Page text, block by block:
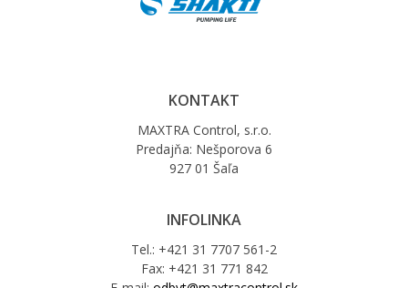
KONTAKT
MAXTRA Control, s.r.o.
Predajňa: Nešporova 6
927 01 Šaľa
INFOLINKA
Tel.: +421 31 7707 561-2
Fax: +421 31 771 842